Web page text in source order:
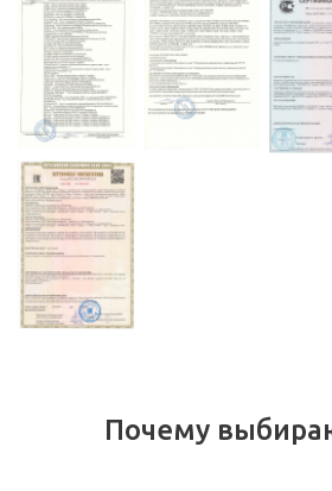
Почему